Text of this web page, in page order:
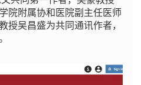
院附属协和医院副主任医师
授吴昌盛为共同通讯作者，